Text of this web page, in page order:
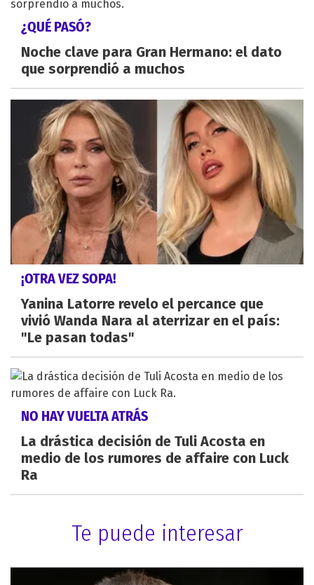
¿QUÉ PASÓ?
Noche clave para Gran Hermano: el dato
que sorprendió a muchos
¡OTRA VEZ SOPA!
Yanina Latorre revelo el percance que
vivió Wanda Nara al aterrizar en el país:
"Le pasan todas"
NO HAY VUELTA ATRÁS
La drástica decisión de Tuli Acosta en
medio de los rumores de affaire con Luck
Ra
Te puede interesar